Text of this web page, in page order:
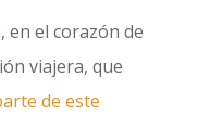
en el corazón de
viajera, que
de este